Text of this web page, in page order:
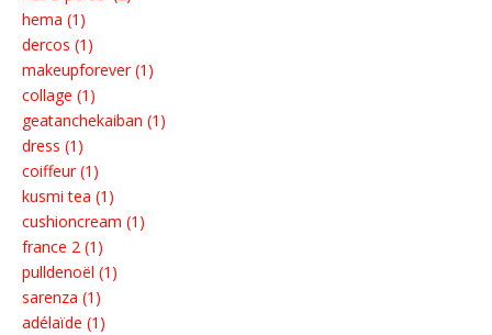
hema (1)
dercos (1)
makeupforever (1)
collage (1)
geatanchekaiban (1)
dress (1)
coiffeur (1)
kusmi tea (1)
cushioncream (1)
france 2 (1)
pulldenoël (1)
sarenza (1)
adélaïde (1)